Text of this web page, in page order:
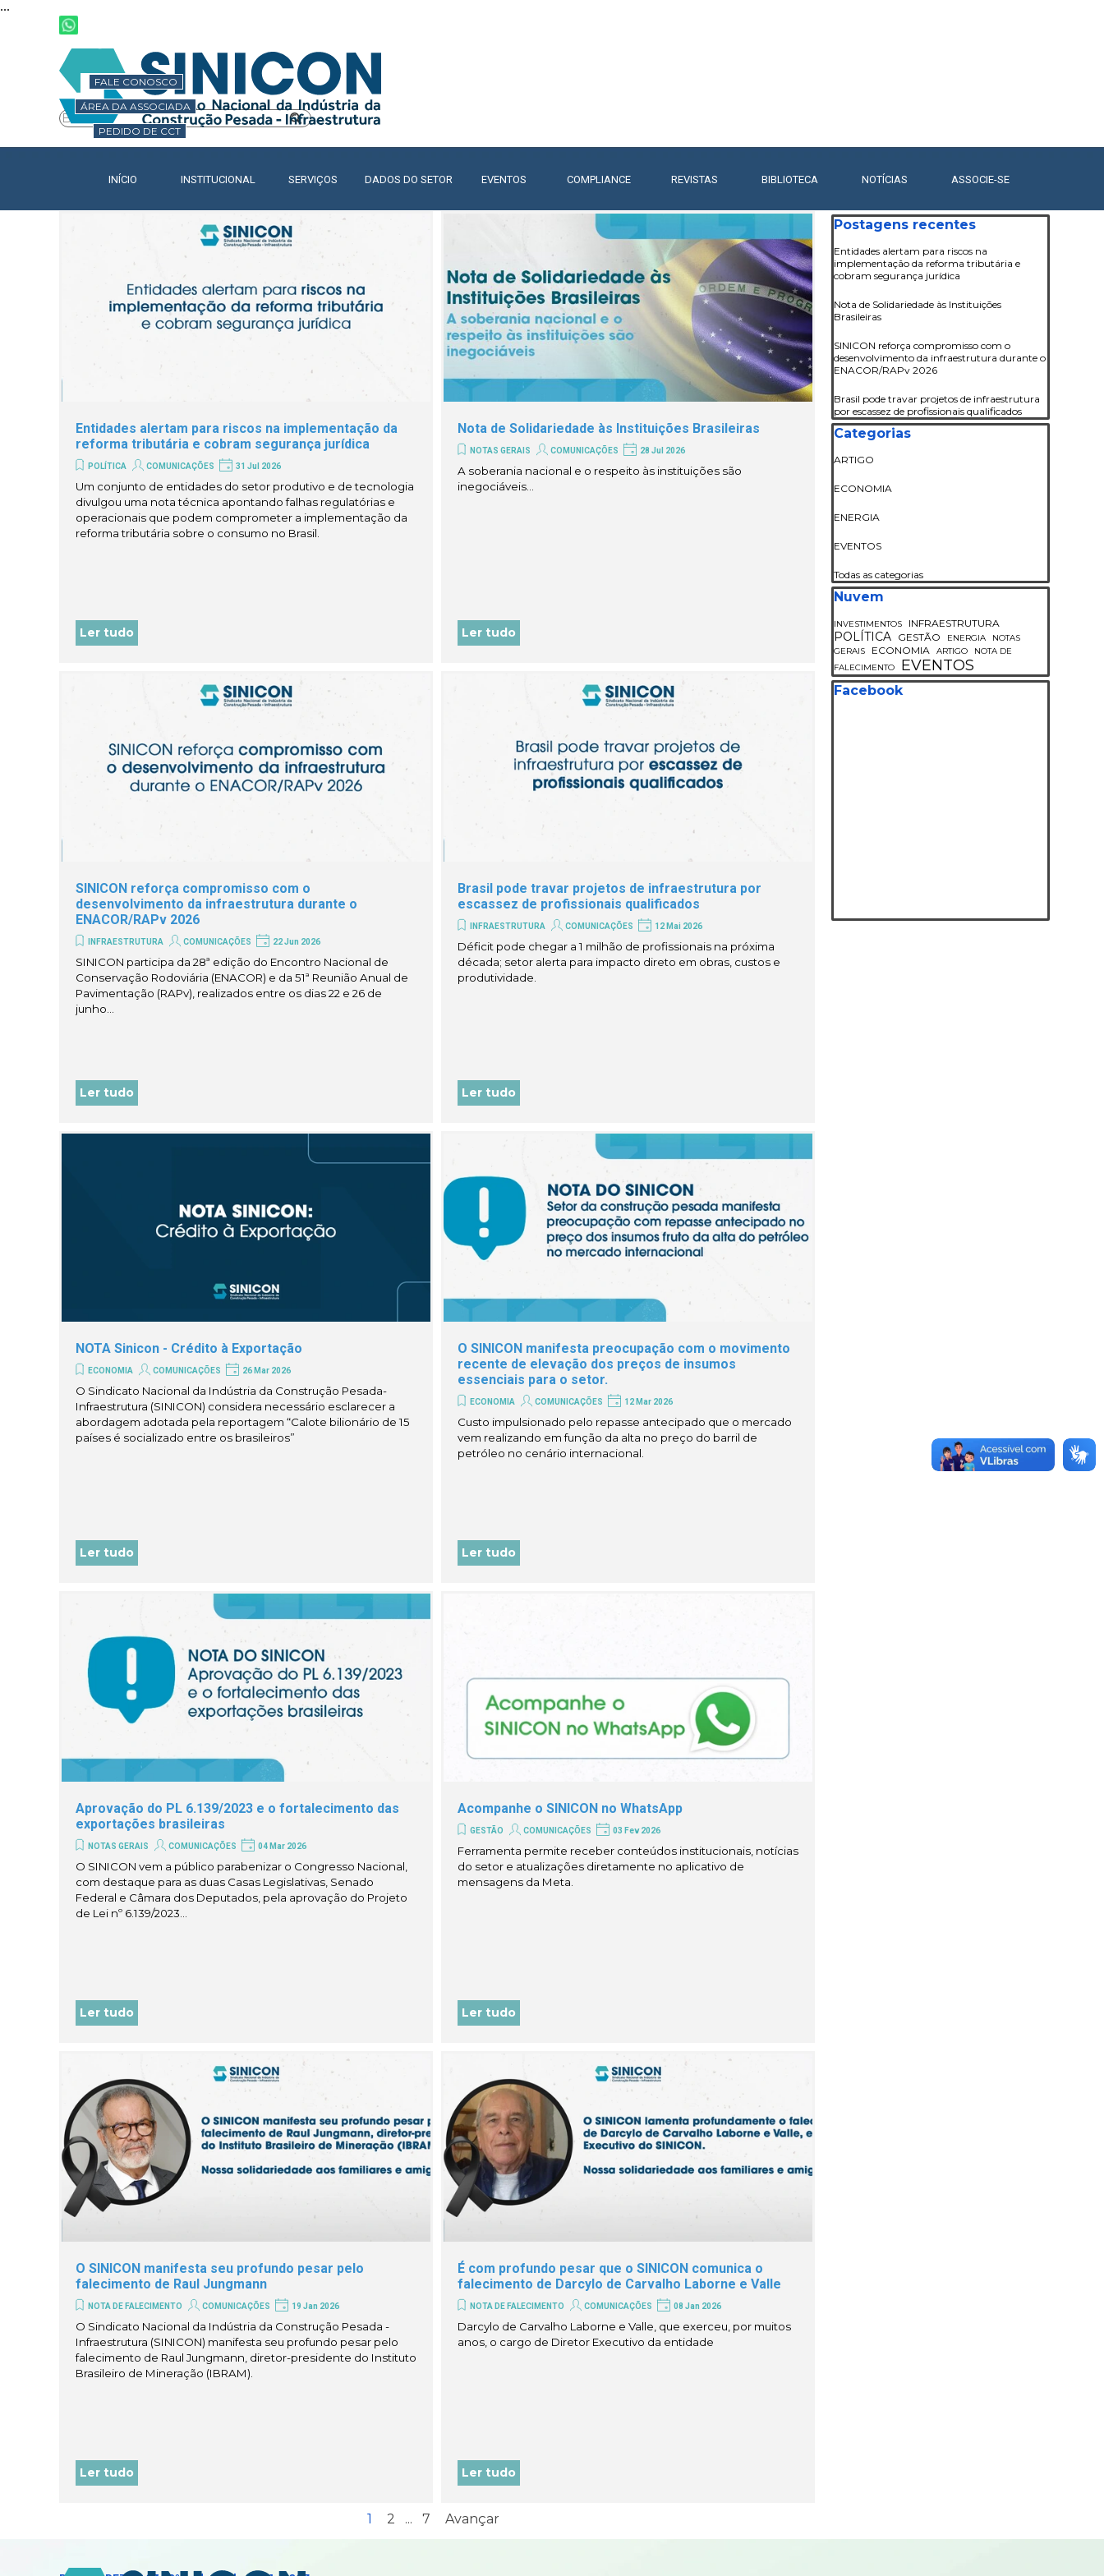
...
Ir para o conteúdo
Pular menu
INÍCIO INSTITUCIONAL ▼
SERVIÇOS ▼
DADOS DO SETOR ▼
EVENTOS ▼
COMPLIANCE ▼
REVISTAS ▼
BIBLIOTECA ▼
NOTÍCIAS ASSOCIE-SE
ÁREA DA ASSOCIADA
PEDIDO DE CCT
FALE CONOSCO
Entidades alertam para riscos na implementação da
reforma tributária e cobram segurança jurídica
POLÍTICA COMUNICAÇÕES 31 Jul 2026
Um conjunto de entidades do setor produtivo e de tecnologia
divulgou uma nota técnica apontando falhas regulatórias e
operacionais que podem comprometer a implementação da
reforma tributária sobre o consumo no Brasil.
Ler tudo
Nota de Solidariedade às Instituições Brasileiras
NOTAS GERAIS COMUNICAÇÕES 28 Jul 2026
A soberania nacional e o respeito às instituições são
inegociáveis...
Ler tudo
SINICON reforça compromisso com o
desenvolvimento da infraestrutura durante o
ENACOR/RAPv 2026
INFRAESTRUTURA COMUNICAÇÕES 22 Jun 2026
SINICON participa da 28ª edição do Encontro Nacional de
Conservação Rodoviária (ENACOR) e da 51ª Reunião Anual de
Pavimentação (RAPv), realizados entre os dias 22 e 26 de
junho...
Ler tudo
Brasil pode travar projetos de infraestrutura por
escassez de profissionais qualificados
INFRAESTRUTURA COMUNICAÇÕES 12 Mai 2026
Déficit pode chegar a 1 milhão de profissionais na próxima
década; setor alerta para impacto direto em obras, custos e
produtividade.
Ler tudo
NOTA Sinicon - Crédito à Exportação
ECONOMIA COMUNICAÇÕES 26 Mar 2026
O Sindicato Nacional da Indústria da Construção Pesada-
Infraestrutura (SINICON) considera necessário esclarecer a
abordagem adotada pela reportagem “Calote bilionário de 15
países é socializado entre os brasileiros”
Ler tudo
O SINICON manifesta preocupação com o movimento
recente de elevação dos preços de insumos
essenciais para o setor.
ECONOMIA COMUNICAÇÕES 12 Mar 2026
Custo impulsionado pelo repasse antecipado que o mercado
vem realizando em função da alta no preço do barril de
petróleo no cenário internacional.
Ler tudo
Aprovação do PL 6.139/2023 e o fortalecimento das
exportações brasileiras
NOTAS GERAIS COMUNICAÇÕES 04 Mar 2026
O SINICON vem a público parabenizar o Congresso Nacional,
com destaque para as duas Casas Legislativas, Senado
Federal e Câmara dos Deputados, pela aprovação do Projeto
de Lei nº 6.139/2023...
Ler tudo
Acompanhe o SINICON no WhatsApp
GESTÃO COMUNICAÇÕES 03 Fev 2026
Ferramenta permite receber conteúdos institucionais, notícias
do setor e atualizações diretamente no aplicativo de
mensagens da Meta.
Ler tudo
O SINICON manifesta seu profundo pesar pelo
falecimento de Raul Jungmann
NOTA DE FALECIMENTO COMUNICAÇÕES 19 Jan 2026
O Sindicato Nacional da Indústria da Construção Pesada -
Infraestrutura (SINICON) manifesta seu profundo pesar pelo
falecimento de Raul Jungmann, diretor-presidente do Instituto
Brasileiro de Mineração (IBRAM).
Ler tudo
É com profundo pesar que o SINICON comunica o
falecimento de Darcylo de Carvalho Laborne e Valle
NOTA DE FALECIMENTO COMUNICAÇÕES 08 Jan 2026
Darcylo de Carvalho Laborne e Valle, que exerceu, por muitos
anos, o cargo de Diretor Executivo da entidade
Ler tudo
Current page:
1 Ir para a página:
2 ... Ir para a página:
7 Avançar
Pular bloco Postagens recentes
Postagens recentes
Entidades alertam para riscos na
implementação da reforma tributária e
cobram segurança jurídica
Nota de Solidariedade às Instituições
Brasileiras
SINICON reforça compromisso com o
desenvolvimento da infraestrutura durante o
ENACOR/RAPv 2026
Brasil pode travar projetos de infraestrutura
por escassez de profissionais qualificados
Pular bloco Categorias
Categorias
ARTIGO
ECONOMIA
ENERGIA
EVENTOS
Todas as categorias
Pular bloco Nuvem
Nuvem
INVESTIMENTOS INFRAESTRUTURA
POLÍTICA GESTÃO ENERGIA
NOTAS
GERAIS
ECONOMIA ARTIGO
NOTA DE
FALECIMENTO
EVENTOS
Pular bloco Facebook
Facebook